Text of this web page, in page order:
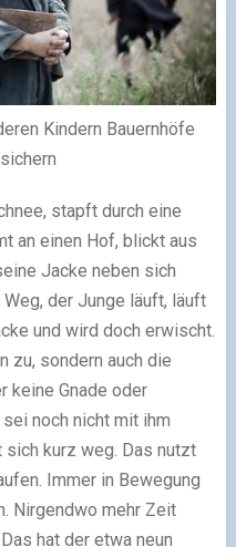
Kindern Bauernhöfe
stapft durch eine
an einen Hof, blickt aus
Jacke neben sich
der Junge läuft, läuft
und wird doch erwischt.
zu, sondern auch die
keine Gnade oder
noch nicht mit ihm
kurz weg. Das nutzt
Immer in Bewegung
Nirgendwo mehr Zeit
hat der etwa neun